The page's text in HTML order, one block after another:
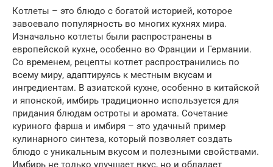
Котлеты – это блюдо с богатой историей, которое
завоевало популярность во многих кухнях мира.
Изначально котлеты были распространены в
европейской кухне, особенно во Франции и Германии.
Со временем, рецепты котлет распространились по
всему миру, адаптируясь к местным вкусам и
ингредиентам. В азиатской кухне, особенно в китайской
и японской, имбирь традиционно используется для
придания блюдам остроты и аромата. Сочетание
куриного фарша и имбиря – это удачный пример
кулинарного синтеза, который позволяет создать
блюдо с уникальным вкусом и полезными свойствами.
Имбирь не только улучшает вкус, но и обладает